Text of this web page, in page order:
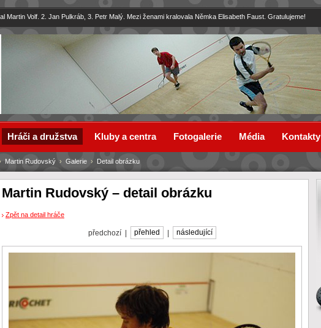
Martin Volf. 2. Jan Pulkráb, 3. Petr Malý. Mezi ženami kralovala Němka Elisabeth Faust. Gratulujeme!
Martin Rudovský – detail obrázku
Zpět na detail hráče
předchozí | přehled | následující
Martin Rudovský › Galerie › Detail obrázku
Hráči a družstva Kluby a centra Fotogalerie Média Kontakty